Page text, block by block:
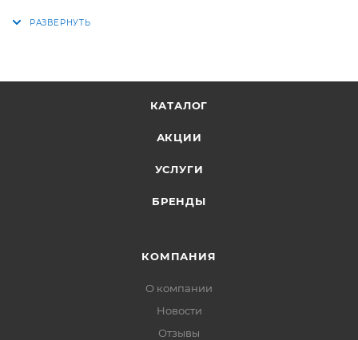
КАТАЛОГ
АКЦИИ
УСЛУГИ
БРЕНДЫ
КОМПАНИЯ
О компании
Новости
Отзывы